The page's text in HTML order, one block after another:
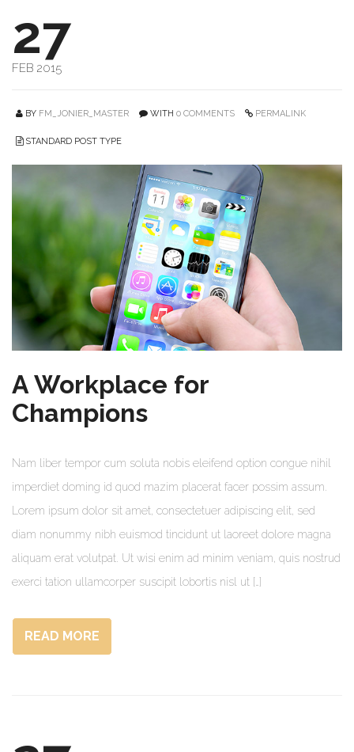
27
FEB 2015
BY FM_JONIER_MASTER WITH 0 COMMENTS PERMALINK
STANDARD POST TYPE
A Workplace for
Champions
Nam liber tempor cum soluta nobis eleifend option congue nihil
imperdiet doming id quod mazim placerat facer possim assum.
Lorem ipsum dolor sit amet, consectetuer adipiscing elit, sed
diam nonummy nibh euismod tincidunt ut laoreet dolore magna
aliquam erat volutpat. Ut wisi enim ad minim veniam, quis nostrud
exerci tation ullamcorper suscipit lobortis nisl ut […]
READ MORE